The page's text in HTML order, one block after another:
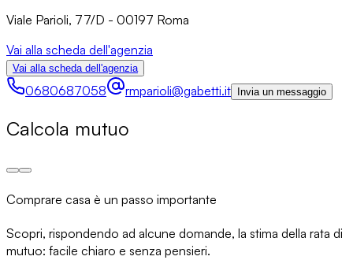
Viale Parioli, 77/D - 00197 Roma
Vai alla scheda dell'agenzia
Vai alla scheda dell'agenzia
0680687058 rmparioli@gabetti.it Invia un messaggio
Calcola mutuo
Comprare casa è un passo importante
Scopri, rispondendo ad alcune domande, la stima della rata di
mutuo: facile chiaro e senza pensieri.